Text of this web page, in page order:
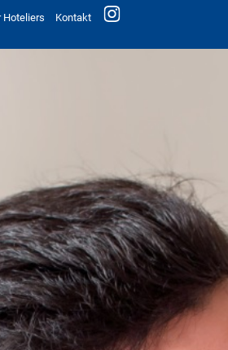
Hoteliers
Kontakt